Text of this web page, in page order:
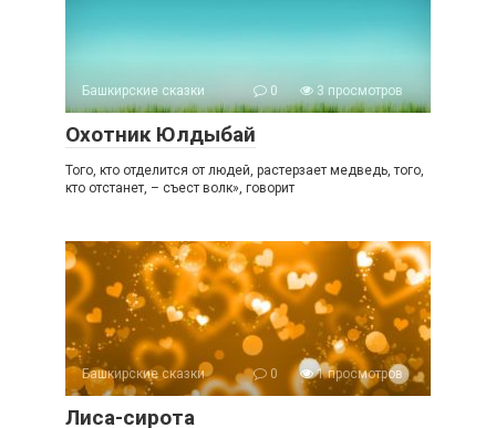
Башкирские сказки 0 3 просмотров
Охотник Юлдыбай
Того, кто отделится от людей, растерзает медведь, того,
кто отстанет, – съест волк», говорит
Башкирские сказки 0 1 просмотров
Лиса-сирота